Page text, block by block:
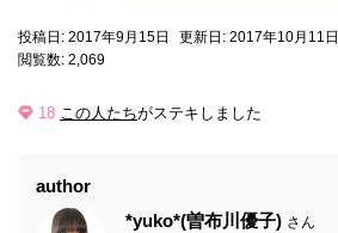
投稿日: 2017年9月15日
更新日: 2017年10月11日
閲覧数: 2,069
18 この人たちがステキしました
author
*yuko*(曽布川優子) さん